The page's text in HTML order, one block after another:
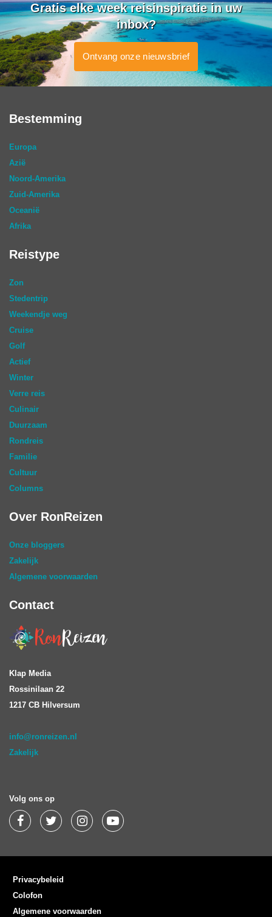
Gratis elke week reisinspiratie in uw
inbox?
Ontvang onze nieuwsbrief
Bestemming
Europa
Azië
Noord-Amerika
Zuid-Amerika
Oceanië
Afrika
Reistype
Zon
Stedentrip
Weekendje weg
Cruise
Golf
Actief
Winter
Verre reis
Culinair
Duurzaam
Rondreis
Familie
Cultuur
Columns
Over RonReizen
Onze bloggers
Zakelijk
Algemene voorwaarden
Contact
Klap Media
Rossinilaan 22
1217 CB Hilversum
info@ronreizen.nl
Zakelijk
Volg ons op
Privacybeleid
Colofon
Algemene voorwaarden